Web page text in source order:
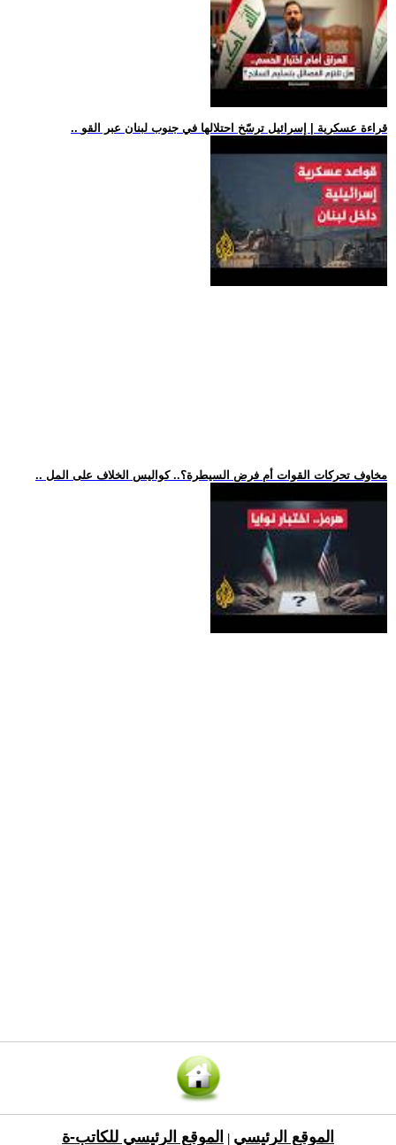
.. قراءة عسكرية | إسرائيل ترسّخ احتلالها في جنوب لبنان عبر القو
.. مخاوف تحركات القوات أم فرض السيطرة؟.. كواليس الخلاف على المل
الموقع الرئيسي الموقع الرئيسي للكاتب-ة